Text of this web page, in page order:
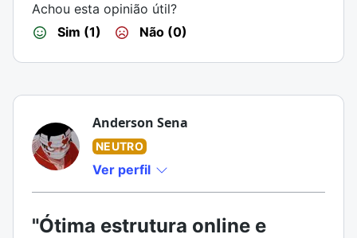
Achou esta opinião útil?
Sim (1)
Não (0)
Anderson Sena
NEUTRO
Ver perfil
"Ótima estrutura online e